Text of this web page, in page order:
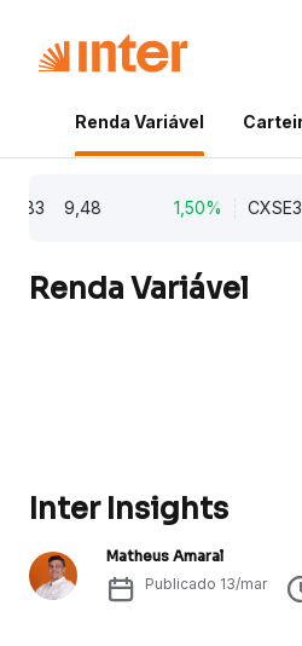
Renda Variável
9,48 1,50% CXSE3
Renda Variável
Inter Insights
Matheus Amaral
Publicado 13/mar